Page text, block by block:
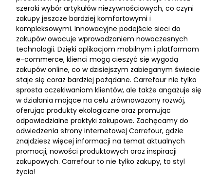
szeroki wybór artykułów nieżywnościowych, co czyni
zakupy jeszcze bardziej komfortowymi i
kompleksowymi. Innowacyjne podejście sieci do
zakupów owocuje wprowadzaniem nowoczesnych
technologii. Dzięki aplikacjom mobilnym i platformom
e-commerce, klienci mogą cieszyć się wygodą
zakupów online, co w dzisiejszym zabieganym świecie
staje się coraz bardziej pożądane. Carrefour nie tylko
sprosta oczekiwaniom klientów, ale także angażuje się
w działania mające na celu zrównoważony rozwój,
oferując produkty ekologiczne oraz promując
odpowiedzialne praktyki zakupowe. Zachęcamy do
odwiedzenia strony internetowej Carrefour, gdzie
znajdziesz więcej informacji na temat aktualnych
promocji, nowości produktowych oraz inspiracji
zakupowych. Carrefour to nie tylko zakupy, to styl
życia!